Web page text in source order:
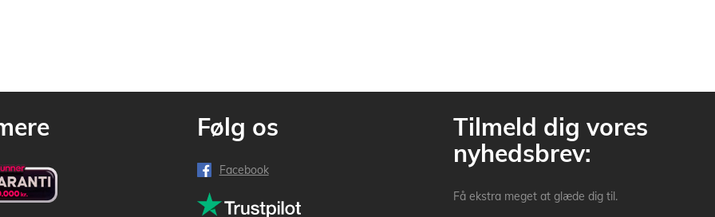
Følg os
Facebook
Tilmeld dig vores
nyhedsbrev:
Få ekstra meget at glæde dig til.